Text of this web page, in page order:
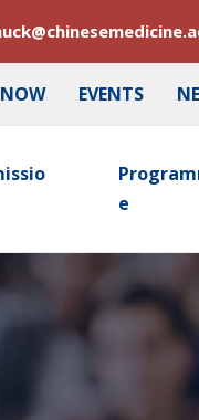
EVENTS
E